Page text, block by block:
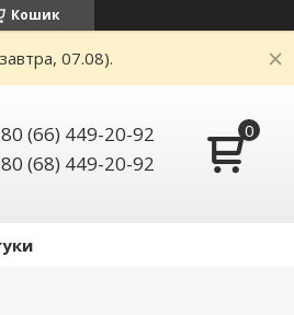
Кошик
07.08).
(66) 449-20-92
(68) 449-20-92